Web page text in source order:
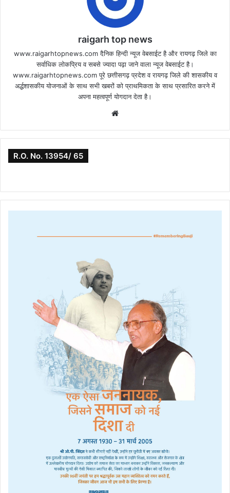
raigarh top news
www.raigarhtopnews.com दैनिक हिन्दी न्यूज वेबसाईट है और रायगढ़ जिले का
सर्वाधिक लोकप्रिय व सबसे ज्यादा पढ़ा जाने वाला न्यूज वेबसाईट है।
www.raigarhtopnews.com पूरे छत्तीसगढ़ प्रदेश व रायगढ़ जिले की शासकीय व
अर्द्धशासकीय योजनाओं के साथ सभी खबरों को प्राथमिकता के साथ प्रसारित करने में
अपना महत्वपूर्ण योगदान देता है।
R.O. No. 13954/ 65